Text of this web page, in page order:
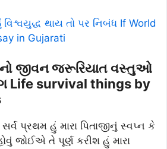
થાય તો પર નિબંધ If World
in Gujarati
નો જીવન જરૂરિયાત વસ્તુઓ
Life survival things by
પ્રથમ હું મારા પિતાજીનું સ્વપ્ન કે
જોઈએ તે પૂર્ણ કરીશ હું મારા